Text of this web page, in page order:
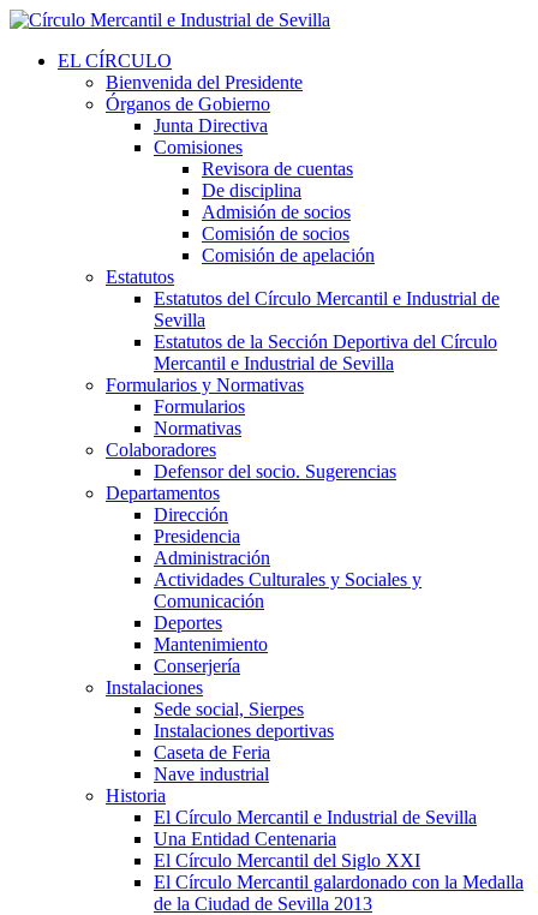
EL CÍRCULO
Bienvenida del Presidente
Órganos de Gobierno
Junta Directiva
Comisiones
Revisora de cuentas
De disciplina
Admisión de socios
Comisión de socios
Comisión de apelación
Estatutos
Estatutos del Círculo Mercantil e Industrial de
Sevilla
Estatutos de la Sección Deportiva del Círculo
Mercantil e Industrial de Sevilla
Formularios y Normativas
Formularios
Normativas
Colaboradores
Defensor del socio. Sugerencias
Departamentos
Dirección
Presidencia
Administración
Actividades Culturales y Sociales y
Comunicación
Deportes
Mantenimiento
Conserjería
Instalaciones
Sede social, Sierpes
Instalaciones deportivas
Caseta de Feria
Nave industrial
Historia
El Círculo Mercantil e Industrial de Sevilla
Una Entidad Centenaria
El Círculo Mercantil del Siglo XXI
El Círculo Mercantil galardonado con la Medalla
de la Ciudad de Sevilla 2013